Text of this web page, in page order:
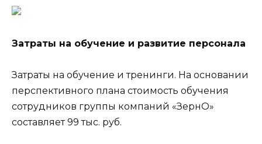
Затраты на обучение и развитие персонала
Затраты на обучение и тренинги. На основании
перспективного плана стоимость обучения
сотрудников группы компаний «ЗернО»
составляет 99 тыс. руб.